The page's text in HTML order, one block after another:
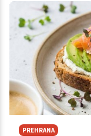
PREHRANA